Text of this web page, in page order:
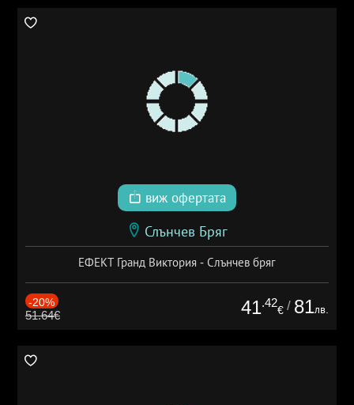
виж офертата
Слънчев Бряг
ЕФЕКТ Гранд Виктория - Слънчев бряг
-20%
51.64€ 41.42
€ / 81лв.